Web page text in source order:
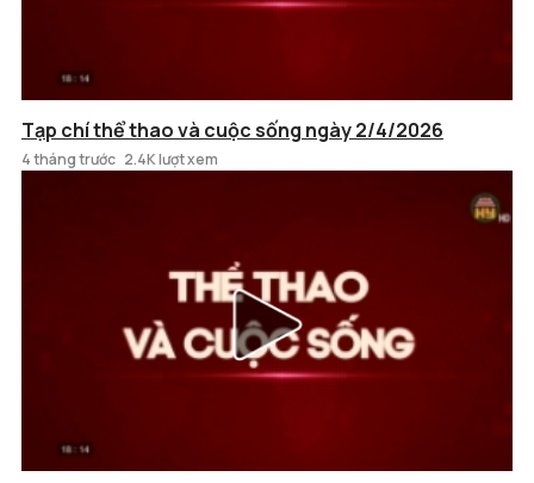
Tạp chí thể thao và cuộc sống ngày 2/4/2026
4 tháng trước 2.4K lượt xem